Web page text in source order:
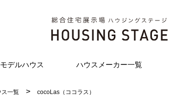
モデルハウス ハウスメーカー一覧
ス一覧 cocoLas（ココラス）